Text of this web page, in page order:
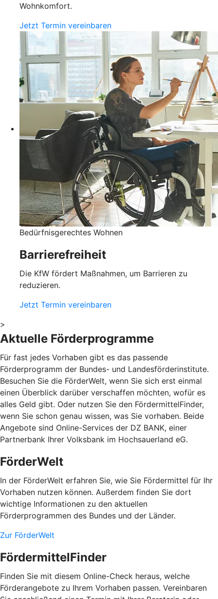
Wohnkomfort.
Jetzt Termin vereinbaren
Bedürfnisgerechtes Wohnen
Barrierefreiheit
Die KfW fördert Maßnahmen, um Barrieren zu
reduzieren.
Jetzt Termin vereinbaren
>
Aktuelle Förderprogramme
Für fast jedes Vorhaben gibt es das passende
Förderprogramm der Bundes- und Landesförderinstitute.
Besuchen Sie die FörderWelt, wenn Sie sich erst einmal
einen Überblick darüber verschaffen möchten, wofür es
alles Geld gibt. Oder nutzen Sie den FördermittelFinder,
wenn Sie schon genau wissen, was Sie vorhaben. Beide
Angebote sind Online-Services der DZ BANK, einer
Partnerbank Ihrer Volksbank im Hochsauerland eG.
FörderWelt
In der FörderWelt erfahren Sie, wie Sie Fördermittel für Ihr
Vorhaben nutzen können. Außerdem finden Sie dort
wichtige Informationen zu den aktuellen
Förderprogrammen des Bundes und der Länder.
Zur FörderWelt
FördermittelFinder
Finden Sie mit diesem Online-Check heraus, welche
Förderangebote zu Ihrem Vorhaben passen. Vereinbaren